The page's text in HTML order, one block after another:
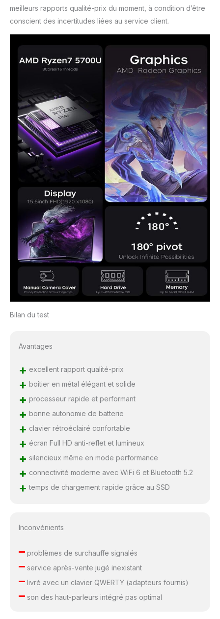
meilleurs rapports qualité-prix du moment, à condition d’être
conscient des incertitudes liées au service client.
Bilan du test
Avantages
+ excellent rapport qualité-prix
+ boîtier en métal élégant et solide
+ processeur rapide et performant
+ bonne autonomie de batterie
+ clavier rétroéclairé confortable
+ écran Full HD anti-reflet et lumineux
+ silencieux même en mode performance
+ connectivité moderne avec WiFi 6 et Bluetooth 5.2
+ temps de chargement rapide grâce au SSD
Inconvénients
–problèmes de surchauffe signalés
–service après-vente jugé inexistant
–livré avec un clavier QWERTY (adapteurs fournis)
–son des haut-parleurs intégré pas optimal